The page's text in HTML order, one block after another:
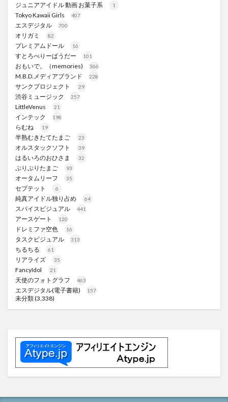
ジュニアアイドル 動画 お菓子系 1
Tokyo Kawaii Girls 407
エスデジタル 700
オリガミ 82
プレミアムドール 16
すとろべりーぱうだー 101
おもいで。（memories) 366
M.B.D.メディアブランド 228
サンクプロジェクト 29
渋谷ミュージック 257
LittleVenus 21
インテック 198
らむね 19
半熟むきたてたまご 23
オルスタックソフト 39
はるいろのおひさま 32
ぷりぷりたまご 93
オータムリーフ 35
セプテット 6
純真アイドル独り占め 64
スパイスビジュアル 441
アースゲート 120
ドレミファ空色 16
タスクビジュアル 313
ちるちる 61
リアライズ 35
FancyIdol 21
天使のフォトグラフ 463
エスデジタル(電子書籍) 157
未分類(3,338)